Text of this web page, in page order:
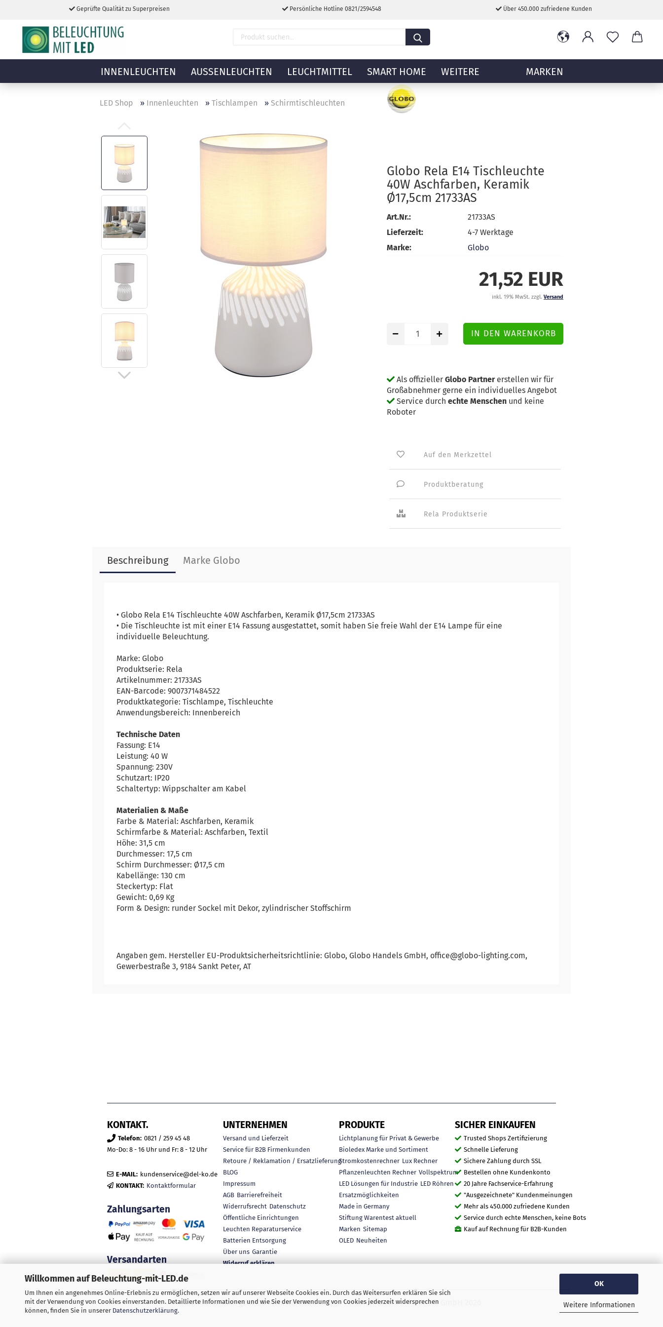
Willkommen auf Beleuchtung-mit-LED.de
Um Ihnen ein angenehmes Online-Erlebnis zu ermöglichen, setzen wir auf unserer Webseite Cookies ein. Durch das Weitersurfen erklären Sie sich
mit der Verwendung von Cookies einverstanden. Detaillierte Informationen und wie Sie der Verwendung von Cookies jederzeit widersprechen
können, finden Sie in unserer Datenschutzerklärung.
OK
Weitere Informationen
Geprüfte Qualität zu Superpreisen Persönliche Hotline 0821/2594548 Über 450.000 zufriedene Kunden
INNENLEUCHTEN AUSSENLEUCHTEN LEUCHTMITTEL SMART HOME MARKEN
WEITERE
LED Shop » Innenleuchten » Tischlampen » Schirmtischleuchten
Globo Rela E14 Tischleuchte
40W Aschfarben, Keramik
Ø17,5cm 21733AS
Art.Nr.:
21733AS
Lieferzeit:
4-7 Werktage
Marke:
Globo
21,52 EUR
inkl. 19% MwSt. zzgl. Versand
Als offizieller Globo Partnererstellen wir für
Großabnehmer gerne ein individuelles Angebot
Service durch echte Menschen und keine
Roboter
Auf den Merkzettel
Produktberatung
Rela Produktserie
Beschreibung Marke Globo
• Globo Rela E14 Tischleuchte 40W Aschfarben, Keramik Ø17,5cm 21733AS
• Die Tischleuchte ist mit einer E14 Fassung ausgestattet, somit haben Sie freie Wahl der E14 Lampe für eine
individuelle Beleuchtung.
Marke: Globo
Produktserie: Rela
Artikelnummer: 21733AS
EAN-Barcode: 9007371484522
Produktkategorie: Tischlampe, Tischleuchte
Anwendungsbereich: Innenbereich
Technische Daten
Fassung: E14
Leistung: 40 W
Spannung: 230V
Schutzart: IP20
Schaltertyp: Wippschalter am Kabel
Materialien & Maße
Farbe & Material: Aschfarben, Keramik
Schirmfarbe & Material: Aschfarben, Textil
Höhe: 31,5 cm
Durchmesser: 17,5 cm
Schirm Durchmesser: Ø17,5 cm
Kabellänge: 130 cm
Steckertyp: Flat
Gewicht: 0,69 Kg
Form & Design: runder Sockel mit Dekor, zylindrischer Stoffschirm
Angaben gem. Hersteller EU-Produktsicherheitsrichtlinie: Globo, Globo Handels GmbH, office@globo-lighting.com,
Gewerbestraße 3, 9184 Sankt Peter, AT
KONTAKT.
Telefon: 0821 / 259 45 48
Mo-Do: 8 - 16 Uhr und Fr: 8 - 12 Uhr
E-MAIL: kundenservice@del-ko.de
KONTAKT: Kontaktformular
Zahlungsarten
Versandarten
UNTERNEHMEN
Versand und Lieferzeit
Service für B2B Firmenkunden
Retoure / Reklamation / Ersatzlieferung
BLOG
Impressum
AGB Barrierefreiheit
Widerrufsrecht Datenschutz
Öffentliche Einrichtungen
Leuchten Reparaturservice
Batterien Entsorgung
Über uns Garantie
Widerruf erklären
PRODUKTE
Lichtplanung für Privat & Gewerbe
Bioledex Marke und Sortiment
Stromkostenrechner Lux Rechner
Pflanzenleuchten Rechner Vollspektrum
LED Lösungen für Industrie LED Röhren
Ersatzmöglichkeiten
Made in Germany
Stiftung Warentest aktuell
Marken Sitemap
OLED Neuheiten
SICHER EINKAUFEN
Trusted Shops Zertifizierung
Schnelle Lieferung
Sichere Zahlung durch SSL
Bestellen ohne Kundenkonto
20 Jahre Fachservice-Erfahrung
"Ausgezeichnete" Kundenmeinungen
Mehr als 450.000 zufriedene Kunden
Service durch echte Menschen, keine Bots
Kauf auf Rechnung für B2B-Kunden
Alle Preise inkl. gesetzl. Mehrwertsteuer zzgl. Versandkosten. | © DEL-KO GmbH 2026